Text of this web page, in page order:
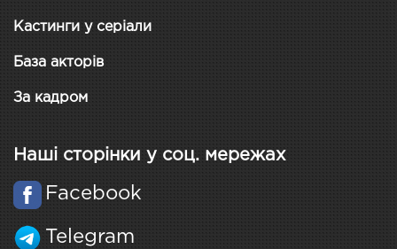
Кастинги у серіали
База акторів
За кадром
Наші сторінки у соц. мережах
Facebook
Telegram